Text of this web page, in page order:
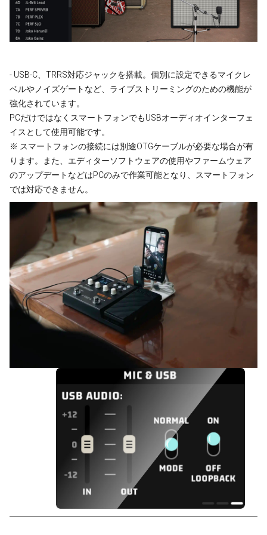
- USB-C、TRRS対応ジャックを搭載。個別に設定できるマイクレ
ベルやノイズゲートなど、ライブストリーミングのための機能が
強化されています。
PCだけではなくスマートフォンでもUSBオーディオインターフェ
イスとして使用可能です。
※ スマートフォンの接続には別途OTGケーブルが必要な場合が有
ります。また、エディターソフトウェアの使用やファームウェア
のアップデートなどはPCのみで作業可能となり、スマートフォン
では対応できません。